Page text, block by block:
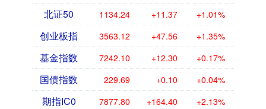
北证50 1134.24 +11.37 +1.01%
创业板指 3563.12 +47.56 +1.35%
基金指数 7242.10 +12.30 +0.17%
国债指数 229.69 +0.10 +0.04%
期指IC0 7877.80 +164.40 +2.13%